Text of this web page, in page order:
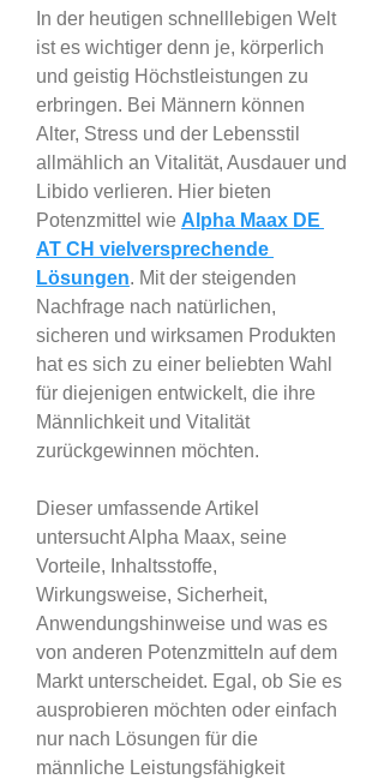
In der heutigen schnelllebigen Welt
ist es wichtiger denn je, körperlich
und geistig Höchstleistungen zu
erbringen. Bei Männern können
Alter, Stress und der Lebensstil
allmählich an Vitalität, Ausdauer und
Libido verlieren. Hier bieten
Potenzmittel wie Alpha Maax DE
AT CH vielversprechende
Lösungen. Mit der steigenden
Nachfrage nach natürlichen,
sicheren und wirksamen Produkten
hat es sich zu einer beliebten Wahl
für diejenigen entwickelt, die ihre
Männlichkeit und Vitalität
zurückgewinnen möchten.
Dieser umfassende Artikel
untersucht Alpha Maax, seine
Vorteile, Inhaltsstoffe,
Wirkungsweise, Sicherheit,
Anwendungshinweise und was es
von anderen Potenzmitteln auf dem
Markt unterscheidet. Egal, ob Sie es
ausprobieren möchten oder einfach
nur nach Lösungen für die
männliche Leistungsfähigkeit